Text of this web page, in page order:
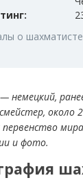
о шахматисте
немецкий,
около
первенство
и фото.